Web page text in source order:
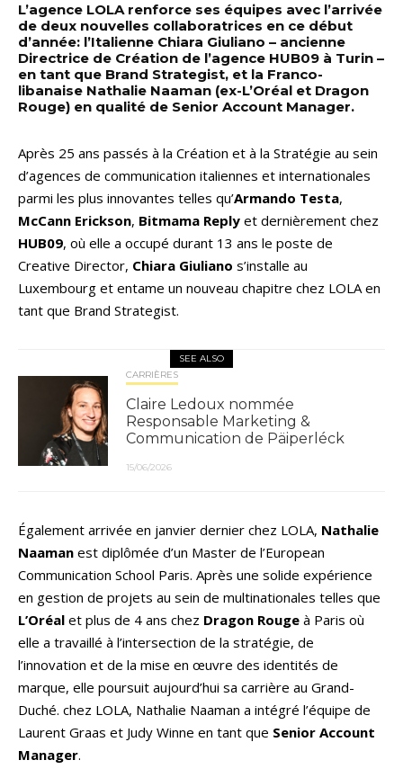
L’agence LOLA renforce ses équipes avec l’arrivée
de deux nouvelles collaboratrices en ce début
d’année: l’Italienne Chiara Giuliano – ancienne
Directrice de Création de l’agence HUB09 à Turin –
en tant que Brand Strategist, et la Franco-
libanaise Nathalie Naaman (ex-L’Oréal et Dragon
Rouge) en qualité de Senior Account Manager.
Après 25 ans passés à la Création et à la Stratégie au sein
d’agences de communication italiennes et internationales
parmi les plus innovantes telles qu’Armando Testa,
McCann Erickson, Bitmama Reply et dernièrement chez
HUB09, où elle a occupé durant 13 ans le poste de
Creative Director, Chiara Giuliano s’installe au
Luxembourg et entame un nouveau chapitre chez LOLA en
tant que Brand Strategist.
SEE ALSO
CARRIÈRES
Claire Ledoux nommée
Responsable Marketing &
Communication de Päiperléck
15/06/2026
Également arrivée en janvier dernier chez LOLA, Nathalie
Naaman est diplômée d’un Master de l’European
Communication School Paris. Après une solide expérience
en gestion de projets au sein de multinationales telles que
L’Oréal et plus de 4 ans chez Dragon Rouge à Paris où
elle a travaillé à l’intersection de la stratégie, de
l’innovation et de la mise en œuvre des identités de
marque, elle poursuit aujourd’hui sa carrière au Grand-
Duché. chez LOLA, Nathalie Naaman a intégré l’équipe de
Laurent Graas et Judy Winne en tant que Senior Account
Manager.